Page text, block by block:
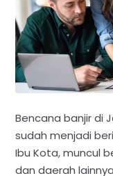
Bencana banjir di
sudah menjadi
Ibu Kota, muncul
dan daerah